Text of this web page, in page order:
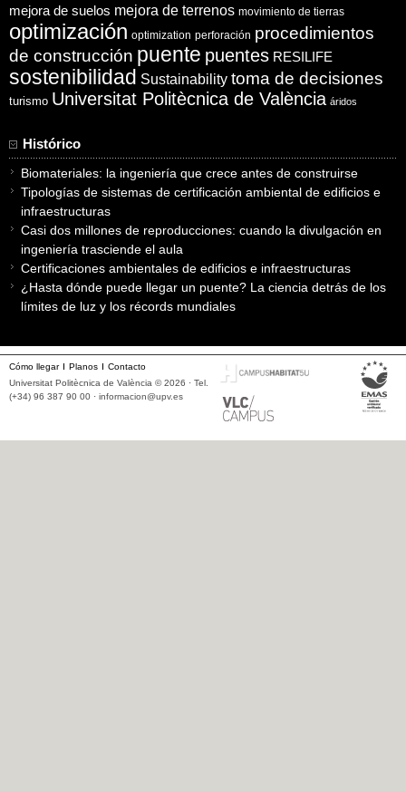
mejora de suelos mejora de terrenos movimiento de tierras
optimización optimization perforación procedimientos
de construcción puente puentes RESILIFE
sostenibilidad Sustainability toma de decisiones
turismo Universitat Politècnica de València áridos
Histórico
Biomateriales: la ingeniería que crece antes de construirse
Tipologías de sistemas de certificación ambiental de edificios e
infraestructuras
Casi dos millones de reproducciones: cuando la divulgación en
ingeniería trasciende el aula
Certificaciones ambientales de edificios e infraestructuras
¿Hasta dónde puede llegar un puente? La ciencia detrás de los
límites de luz y los récords mundiales
Cómo llegar Planos
Contacto
Universitat Politècnica de València © 2026 · Tel.
(+34) 96 387 90 00 · informacion@upv.es